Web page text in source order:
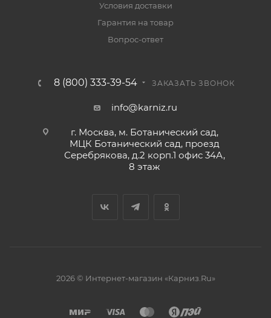
Условия доставки
Гарантия на товар
Вопрос-ответ
8 (800) 333-39-54 ЗАКАЗАТЬ ЗВОНОК
info@karniz.ru
г. Москва, м. Ботанический сад,
МЦК Ботанический сад, проезд
Серебрякова, д.2 корп.1 офис 34А,
8 этаж
2026 © Интернет-магазин «Карниз.Ru»